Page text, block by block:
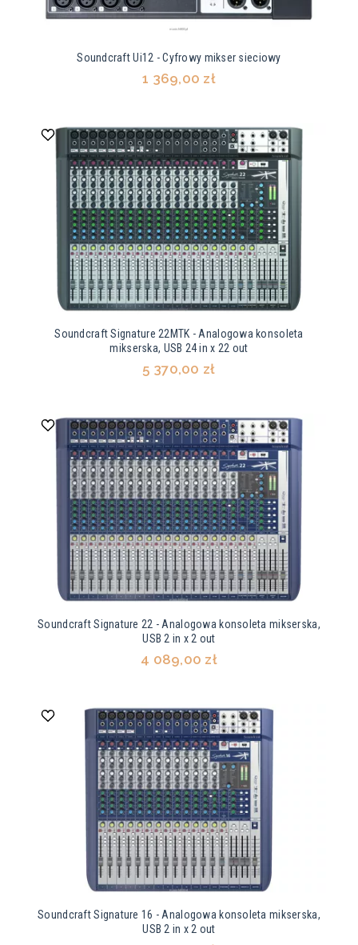
Soundcraft Ui12 - Cyfrowy mikser sieciowy
1 369,00 zł
Soundcraft Signature 22MTK - Analogowa konsoleta
mikserska, USB 24 in x 22 out
5 370,00 zł
Soundcraft Signature 22 - Analogowa konsoleta mikserska,
USB 2 in x 2 out
4 089,00 zł
Soundcraft Signature 16 - Analogowa konsoleta mikserska,
USB 2 in x 2 out